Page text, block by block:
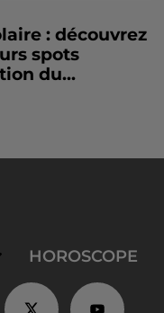
: découvrez
spots
du...
HOROSCOPE